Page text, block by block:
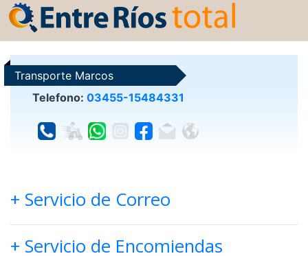
Transporte Marcos
Telefono: 03455-15484331
+ Servicio de Correo
+ Servicio de Encomiendas